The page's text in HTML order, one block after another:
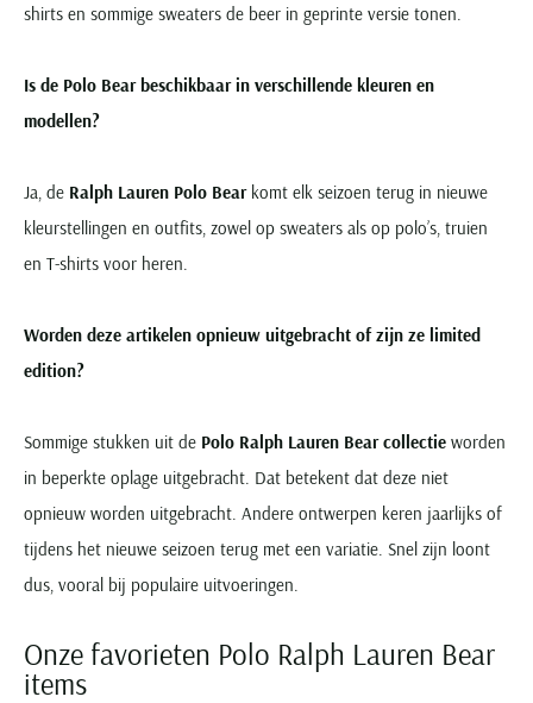
shirts en sommige sweaters de beer in geprinte versie tonen.
Is de Polo Bear beschikbaar in verschillende kleuren en
modellen?
Ja, de Ralph Lauren Polo Bearkomt elk seizoen terug in nieuwe
kleurstellingen en outfits, zowel op sweaters als op polo’s, truien
en T-shirts voor heren.
Worden deze artikelen opnieuw uitgebracht of zijn ze limited
edition?
Sommige stukken uit de Polo Ralph Lauren Bear collectie worden
in beperkte oplage uitgebracht. Dat betekent dat deze niet
opnieuw worden uitgebracht. Andere ontwerpen keren jaarlijks of
tijdens het nieuwe seizoen terug met een variatie. Snel zijn loont
dus, vooral bij populaire uitvoeringen.
Onze favorieten Polo Ralph Lauren Bear
items